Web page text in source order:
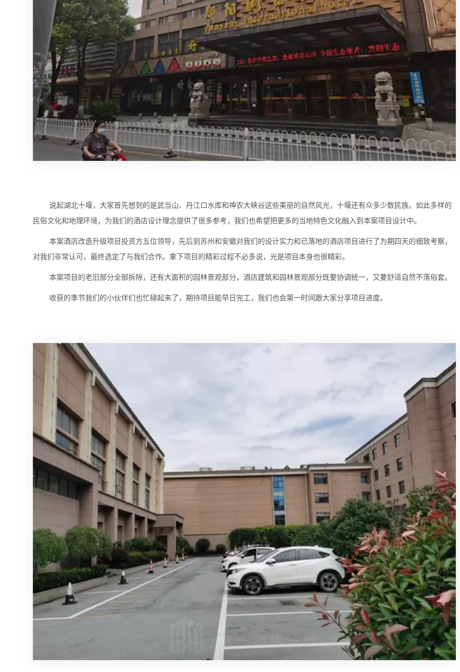
说起湖北十堰，大家首先想到的是武当山、丹江口水库和神农大峡谷这些美丽的自然风光，十堰还有众多少数民族。如此多样的
民俗文化和地理环境，为我们的酒店设计理念提供了很多参考，我们也希望把更多的当地特色文化融入到本案项目设计中。
本案酒店改造升级项目投资方五位领导，先后到苏州和安徽对我们的设计实力和已落地的酒店项目进行了为期四天的细致考察，
对我们非常认可，最终选定了与我们合作。拿下项目的精彩过程不必多说，光是项目本身也很精彩。
本案项目的老旧部分全部拆除，还有大面积的园林景观部分，酒店建筑和园林景观部分既要协调统一，又要舒适自然不落俗套。
收获的季节我们的小伙伴们也忙碌起来了，期待项目能早日完工，我们也会第一时间跟大家分享项目进度。